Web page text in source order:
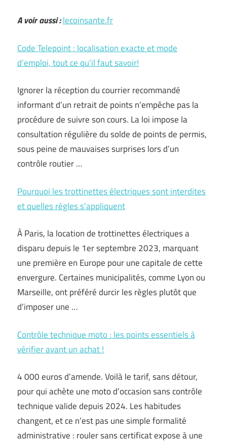
A voir aussi :lecoinsante.fr
Code Telepoint : localisation exacte et mode
d’emploi, tout ce qu’il faut savoir!
Ignorer la réception du courrier recommandé
informant d’un retrait de points n’empêche pas la
procédure de suivre son cours. La loi impose la
consultation régulière du solde de points de permis,
sous peine de mauvaises surprises lors d’un
contrôle routier …
Pourquoi les trottinettes électriques sont interdites
et quelles règles s’appliquent
À Paris, la location de trottinettes électriques a
disparu depuis le 1er septembre 2023, marquant
une première en Europe pour une capitale de cette
envergure. Certaines municipalités, comme Lyon ou
Marseille, ont préféré durcir les règles plutôt que
d’imposer une …
Contrôle technique moto : les points essentiels à
vérifier avant un achat !
4 000 euros d’amende. Voilà le tarif, sans détour,
pour qui achète une moto d’occasion sans contrôle
technique valide depuis 2024. Les habitudes
changent, et ce n’est pas une simple formalité
administrative : rouler sans certificat expose à une